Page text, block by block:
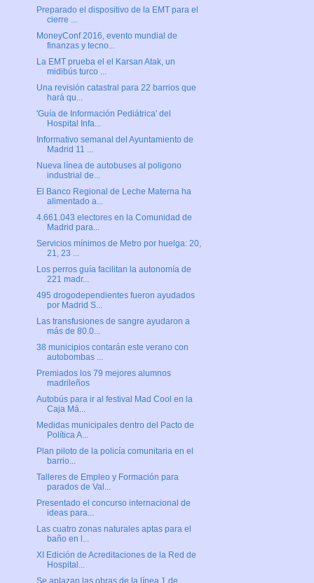
Preparado el dispositivo de la EMT para el
cierre ...
MoneyConf 2016, evento mundial de
finanzas y tecno...
La EMT prueba el el Karsan Atak, un
midibús turco ...
Una revisión catastral para 22 barrios que
hará qu...
'Guía de Información Pediátrica' del
Hospital Infa...
Informativo semanal del Ayuntamiento de
Madrid 11 ...
Nueva línea de autobuses al poligono
industrial de...
El Banco Regional de Leche Materna ha
alimentado a...
4.661.043 electores en la Comunidad de
Madrid para...
Servicios mínimos de Metro por huelga: 20,
21, 23 ...
Los perros guía facilitan la autonomía de
221 madr...
495 drogodependientes fueron ayudados
por Madrid S...
Las transfusiones de sangre ayudaron a
más de 80.0...
38 municipios contarán este verano con
autobombas ...
Premiados los 79 mejores alumnos
madrileños
Autobús para ir al festival Mad Cool en la
Caja Má...
Medidas municipales dentro del Pacto de
Política A...
Plan piloto de la policía comunitaria en el
barrio...
Talleres de Empleo y Formación para
parados de Val...
Presentado el concurso internacional de
ideas para...
Las cuatro zonas naturales aptas para el
baño en l...
XI Edición de Acreditaciones de la Red de
Hospital...